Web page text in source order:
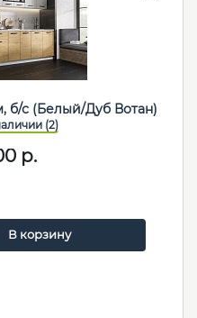
б/с (Белый/Дуб Вотан)
р.
В корзину